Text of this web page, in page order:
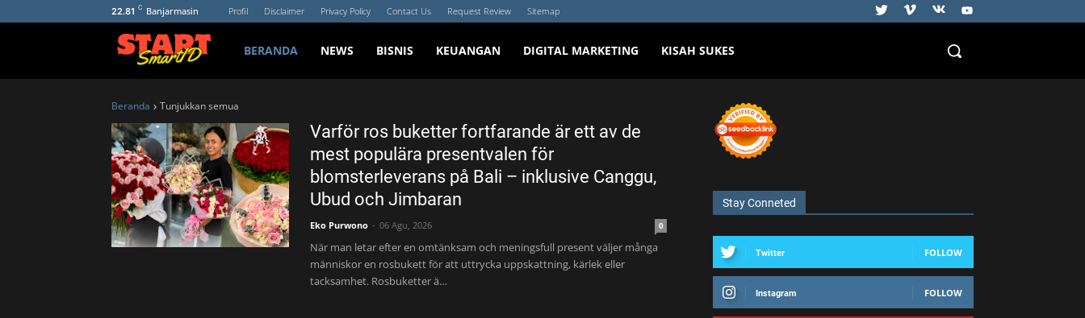
22.81 C Banjarmasin Profil Disclaimer Privacy Policy Contact Us Request Review Sitemap
BERANDA NEWS BISNIS KEUANGAN DIGITAL MARKETING KISAH SUKES
Beranda Tunjukkan semua
Varför ros buketter fortfarande är ett av de
mest populära presentvalen för
blomsterleverans på Bali – inklusive Canggu,
Ubud och Jimbaran
Eko Purwono 06 Agu, 2026 0
När man letar efter en omtänksam och meningsfull present väljer många
människor en rosbukett för att uttrycka uppskattning, kärlek eller
tacksamhet. Rosbuketter ä…
Stay Conneted
Twitter FOLLOW
Instagram FOLLOW